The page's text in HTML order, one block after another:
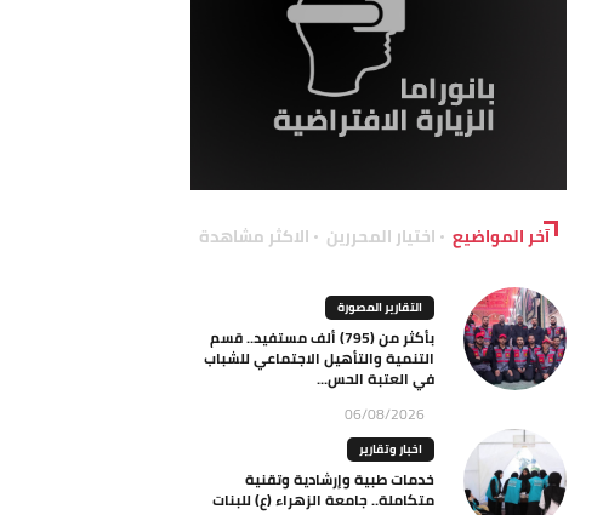
آخر المواضيع اختيار المحررين الاكثر مشاهدة
التقارير المصورة
بأكثر من (795) ألف مستفيد.. قسم
التنمية والتأهيل الاجتماعي للشباب
في العتبة الحس...
06/08/2026
اخبار وتقارير
خدمات طبية وإرشادية وتقنية
متكاملة.. جامعة الزهراء (ع) للبنات